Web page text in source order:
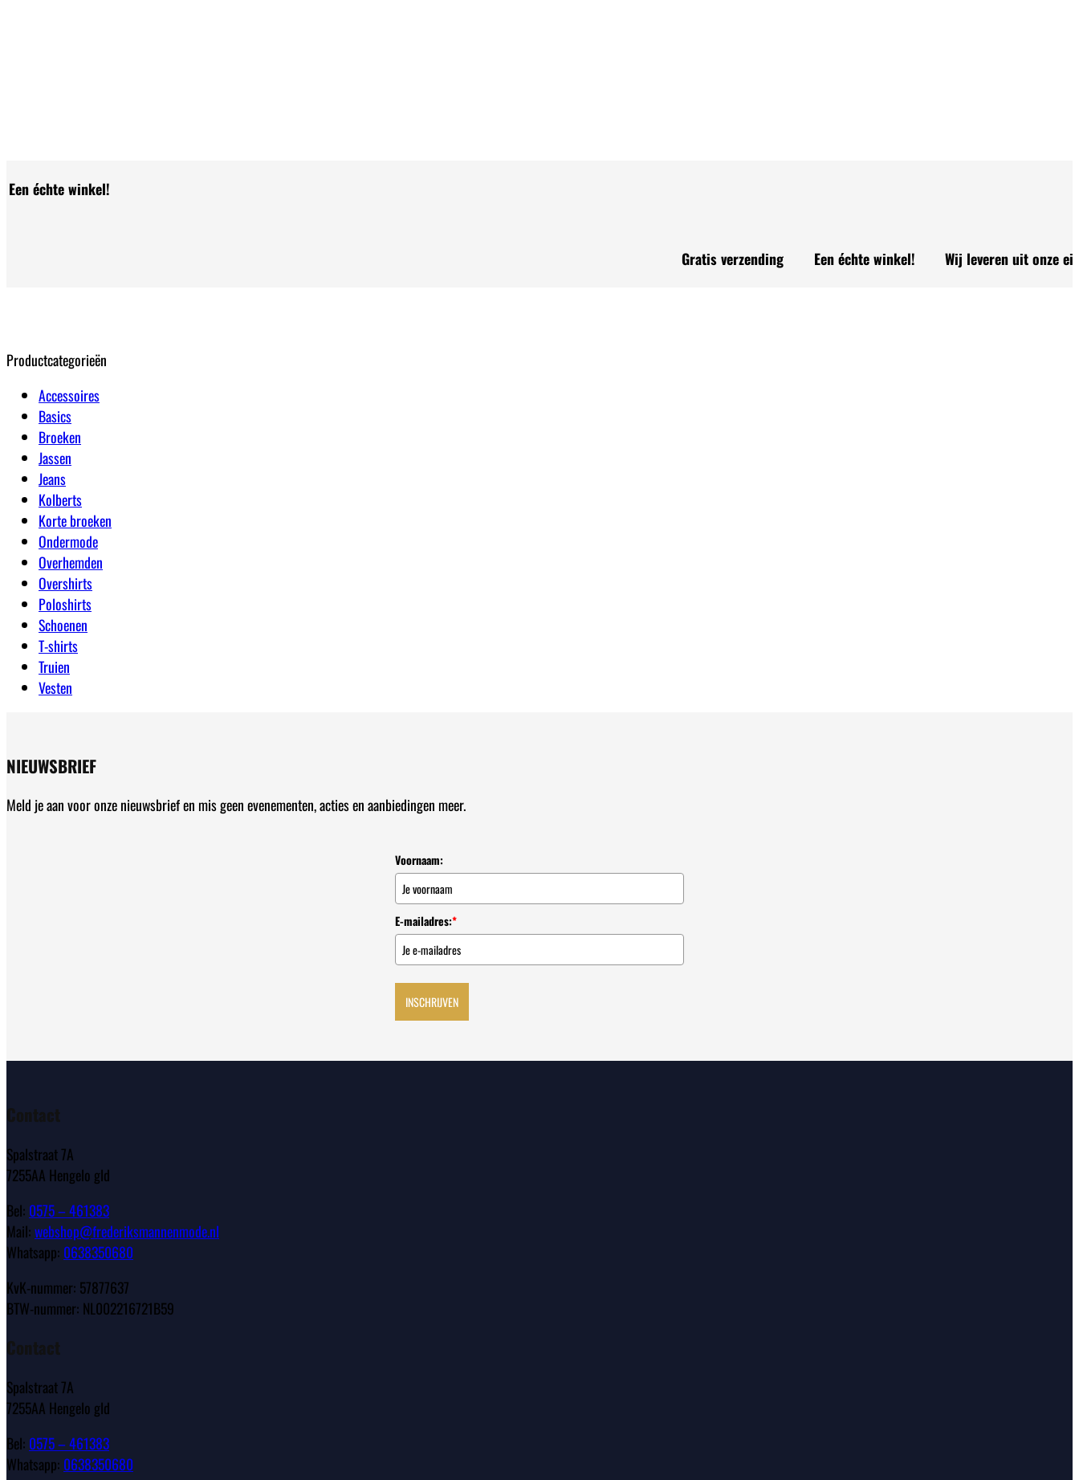
Een échte winkel!
Gratis verzending Een échte winkel! Wij leveren uit onze eigen
Productcategorieën
Accessoires
Basics
Broeken
Jassen
Jeans
Kolberts
Korte broeken
Ondermode
Overhemden
Overshirts
Poloshirts
Schoenen
T-shirts
Truien
Vesten
NIEUWSBRIEF
Meld je aan voor onze nieuwsbrief en mis geen evenementen, acties en aanbiedingen meer.
Voornaam:
E-mailadres:*
INSCHRIJVEN
Contact
Spalstraat 7A
7255AA Hengelo gld
Bel: 0575 – 461383
Mail:webshop@frederiksmannenmode.nl
Whatsapp: 0638350680
KvK-nummer: 57877637
BTW-nummer: NL002216721B59
Contact
Spalstraat 7A
7255AA Hengelo gld
Bel: 0575 – 461383
Whatsapp: 0638350680